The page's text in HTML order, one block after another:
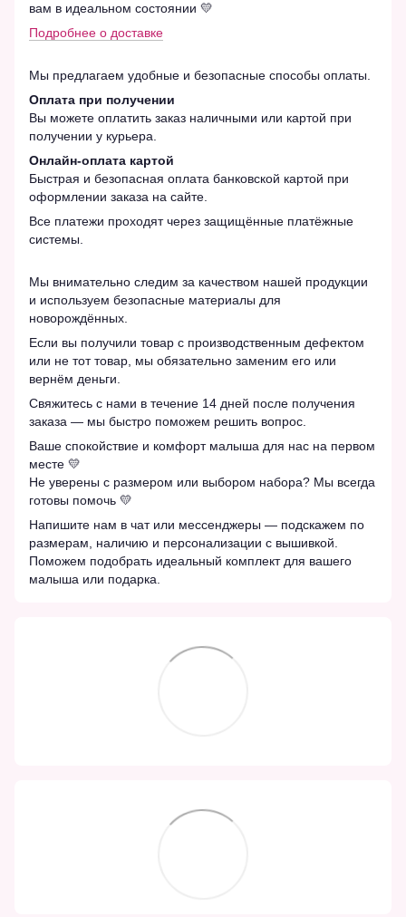
вам в идеальном состоянии 💛
Подробнее о доставке
Мы предлагаем удобные и безопасные способы оплаты.
Оплата при получении
Вы можете оплатить заказ наличными или картой при
получении у курьера.
Онлайн-оплата картой
Быстрая и безопасная оплата банковской картой при
оформлении заказа на сайте.
Все платежи проходят через защищённые платёжные
системы.
Мы внимательно следим за качеством нашей продукции
и используем безопасные материалы для
новорождённых.
Если вы получили товар с производственным дефектом
или не тот товар, мы обязательно заменим его или
вернём деньги.
Свяжитесь с нами в течение 14 дней после получения
заказа — мы быстро поможем решить вопрос.
Ваше спокойствие и комфорт малыша для нас на первом
месте 💛
Не уверены с размером или выбором набора? Мы всегда
готовы помочь 💛
Напишите нам в чат или мессенджеры — подскажем по
размерам, наличию и персонализации с вышивкой.
Поможем подобрать идеальный комплект для вашего
малыша или подарка.